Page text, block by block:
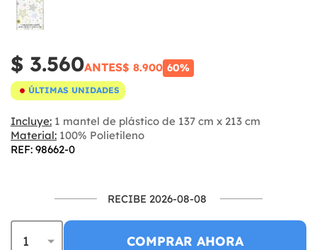
$ 3.560ANTES$ 8.900 60%
ÚLTIMAS UNIDADES
Incluye: 1 mantel de plástico de 137 cm x 213 cm
Material: 100% Polietileno
REF: 98662-0
RECIBE 2026-08-08
COMPRAR AHORA